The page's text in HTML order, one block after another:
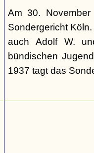
Am 30.
Sondergericht
auch Adolf W.
bündischen
1937 tagt das